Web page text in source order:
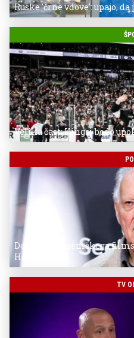
Ruske 'črne vdove': upajo,
Velika čast: Kingsi bodo
Donostia za nemškega
Herzoga
TV